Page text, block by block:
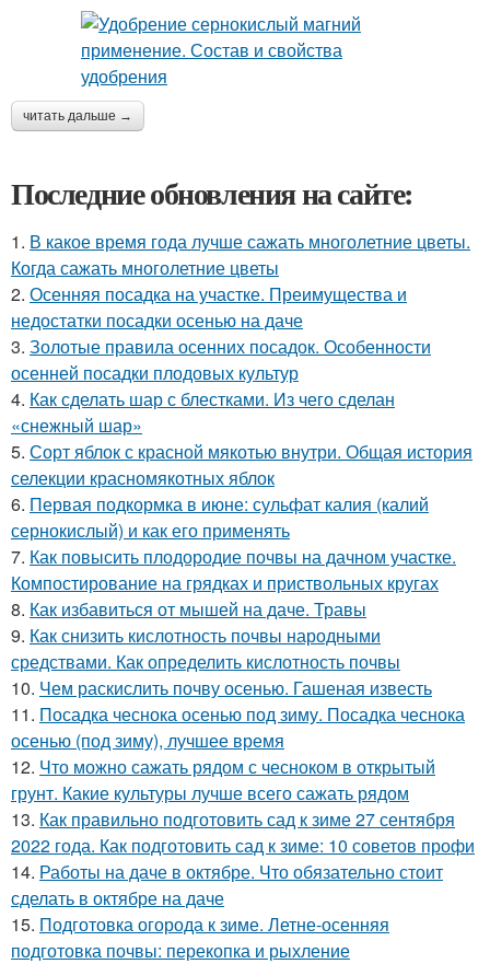
читать дальше →
Последние обновления на сайте:
1. В какое время года лучше сажать многолетние цветы.
Когда сажать многолетние цветы
2. Осенняя посадка на участке. Преимущества и
недостатки посадки осенью на даче
3. Золотые правила осенних посадок. Особенности
осенней посадки плодовых культур
4. Как сделать шар с блестками. Из чего сделан
«снежный шар»
5. Сорт яблок с красной мякотью внутри. Общая история
селекции красномякотных яблок
6. Первая подкормка в июне: сульфат калия (калий
сернокислый) и как его применять
7. Как повысить плодородие почвы на дачном участке.
Компостирование на грядках и приствольных кругах
8. Как избавиться от мышей на даче. Травы
9. Как снизить кислотность почвы народными
средствами. Как определить кислотность почвы
10. Чем раскислить почву осенью. Гашеная известь
11. Посадка чеснока осенью под зиму. Посадка чеснока
осенью (под зиму), лучшее время
12. Что можно сажать рядом с чесноком в открытый
грунт. Какие культуры лучше всего сажать рядом
13. Как правильно подготовить сад к зиме 27 сентября
2022 года. Как подготовить сад к зиме: 10 советов профи
14. Работы на даче в октябре. Что обязательно стоит
сделать в октябре на даче
15. Подготовка огорода к зиме. Летне-осенняя
подготовка почвы: перекопка и рыхление